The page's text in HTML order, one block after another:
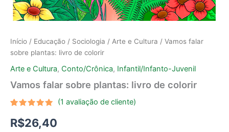
Início / Educação / Sociologia / Arte e Cultura / Vamos falar
sobre plantas: livro de colorir
Arte e Cultura, Conto/Crônica, Infantil/Infanto-Juvenil
Vamos falar sobre plantas: livro de colorir
como5.00
de 5, com
(1 avaliação de cliente)
R$26,40